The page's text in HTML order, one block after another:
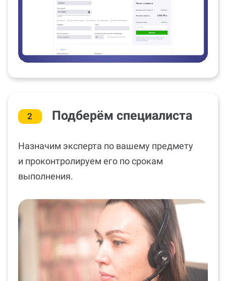
2 Подберём специалиста
Назначим эксперта по вашему предмету
и проконтролируем его по срокам
выполнения.